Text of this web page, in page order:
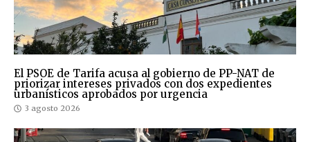
El PSOE de Tarifa acusa al gobierno de PP-NAT de
priorizar intereses privados con dos expedientes
urbanísticos aprobados por urgencia
3 agosto 2026